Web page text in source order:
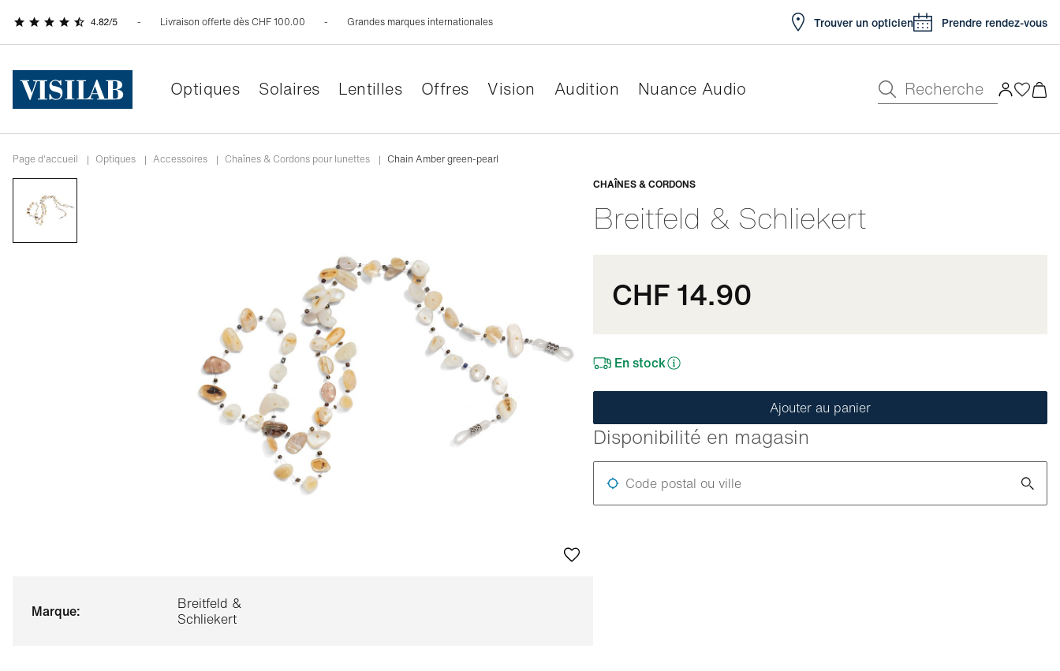
Livraison offerte dès CHF 100.00 Grandes marques internationales Trouver un opticien Prendre rendez-vous
Optiques Solaires Lentilles Offres Vision Audition Nuance Audio Recherche
Page d'accueil | Optiques | Accessoires | Chaînes & Cordons pour lunettes | Chain Amber green-pearl
marque:
Breitfeld &
Schliekert
CHAÎNES & CORDONS
Breitfeld & Schliekert
Adaptable
CHF 14.90
En stock
Ajouter au panier
Disponibilité en magasin
Code postal ou ville